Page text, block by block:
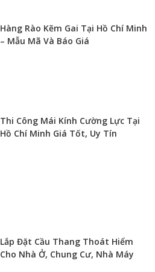
Hàng Rào Kẽm Gai Tại Hồ Chí Minh
– Mẫu Mã Và Báo Giá
Thi Công Mái Kính Cường Lực Tại
Hồ Chí Minh Giá Tốt, Uy Tín
Lắp Đặt Cầu Thang Thoát Hiểm
Cho Nhà Ở, Chung Cư, Nhà Máy